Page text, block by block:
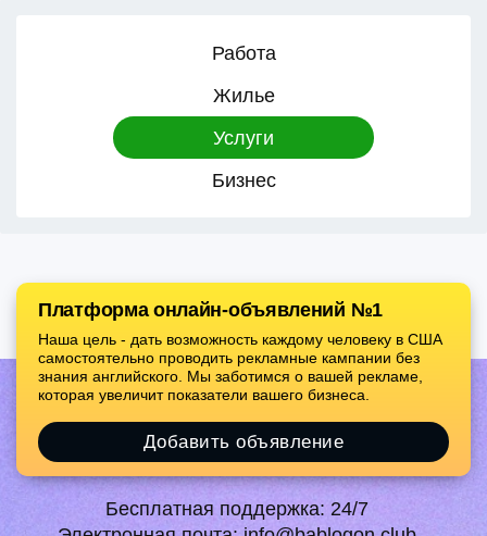
Работа
Жилье
Услуги
Бизнес
Платформа онлайн-объявлений №1
Наша цель - дать возможность каждому человеку в США
самостоятельно проводить рекламные кампании без
знания английского. Мы заботимся о вашей рекламе,
которая увеличит показатели вашего бизнеса.
Добавить объявление
Бесплатная поддержка: 24/7